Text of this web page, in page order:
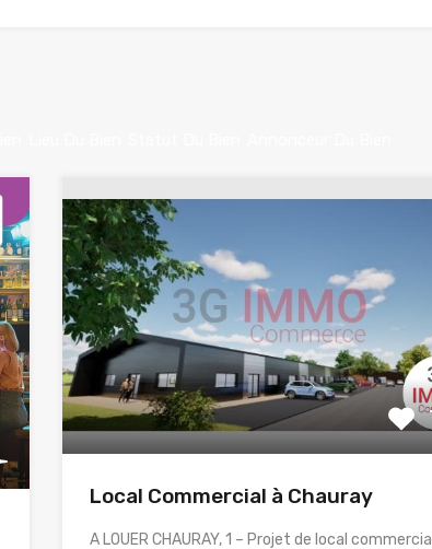
Local Commercial à Chauray
A LOUER CHAURAY, 1 – Projet de local commercial